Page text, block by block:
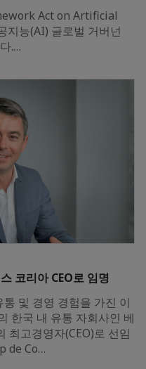
Act on Artificial
능(AI) 글로벌 거버넌
.…
코리아 CEO로 임명
및 경영 경험을 가진 이
한국 내 유통 자회사인 베
최고경영자(CEO)로 선임
de Co…